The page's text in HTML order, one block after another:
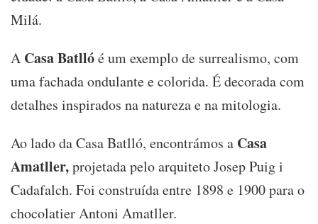
Milá.
A Casa Batllóé um exemplo de surrealismo, com
uma fachada ondulante e colorida. É decorada com
detalhes inspirados na natureza e na mitologia.
Ao lado da Casa Batlló, encontrámos a Casa
Amatller,projetada pelo arquiteto Josep Puig i
Cadafalch. Foi construída entre 1898 e 1900 para o
chocolatier Antoni Amatller.